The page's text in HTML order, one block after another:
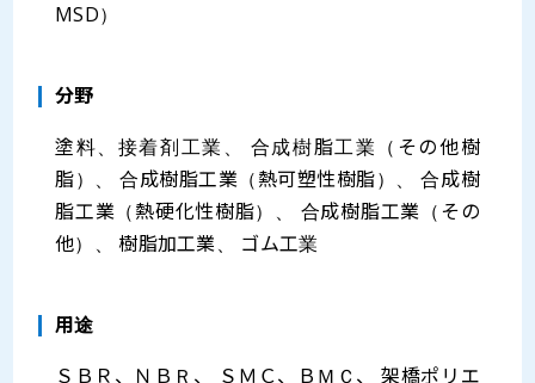
MSD）
分野
塗料、接着剤工業、 合成樹脂工業（その他樹
脂）、 合成樹脂工業（熱可塑性樹脂）、 合成樹
脂工業（熱硬化性樹脂）、 合成樹脂工業（その
他）、 樹脂加工業、 ゴム工業
⽤途
ＳＢＲ、ＮＢＲ、 ＳＭＣ、ＢＭＣ、 架橋ポリエ